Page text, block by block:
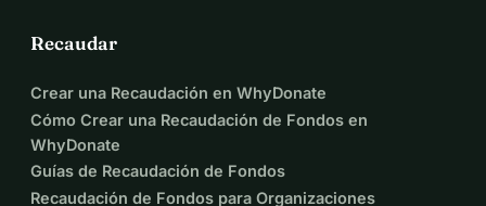
Recaudar
Crear una Recaudación en WhyDonate
Cómo Crear una Recaudación de Fondos en
WhyDonate
Guías de Recaudación de Fondos
Recaudación de Fondos para Organizaciones